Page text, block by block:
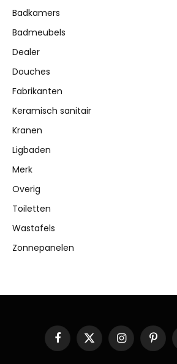
Badkamers
Badmeubels
Dealer
Douches
Fabrikanten
Keramisch sanitair
Kranen
Ligbaden
Merk
Overig
Toiletten
Wastafels
Zonnepanelen
Facebook
X
(Twitter)
Instagram